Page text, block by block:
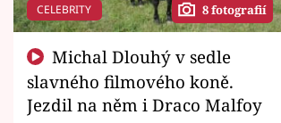
CELEBRITY 8 fotografií
slavného filmového koně.
Jezdil na něm i Draco Malfoy